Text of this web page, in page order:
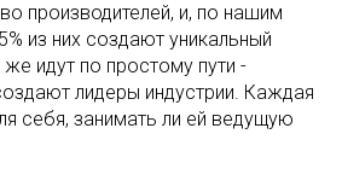
производителей, и, по нашим
из них создают уникальный
идут по простому пути -
лидеры индустрии. Каждая
себя, занимать ли ей ведущую